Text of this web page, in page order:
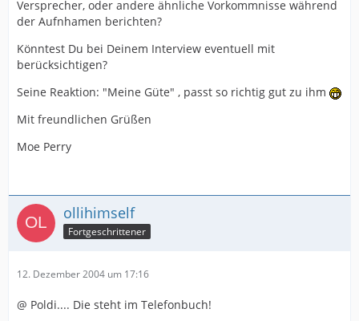
Versprecher, oder andere ähnliche Vorkommnisse während
der Aufnhamen berichten?
Könntest Du bei Deinem Interview eventuell mit
berücksichtigen?
Seine Reaktion: "Meine Güte" , passt so richtig gut zu ihm
Mit freundlichen Grüßen
Moe Perry
ollihimself
Fortgeschrittener
12. Dezember 2004 um 17:16
@ Poldi.... Die steht im Telefonbuch!